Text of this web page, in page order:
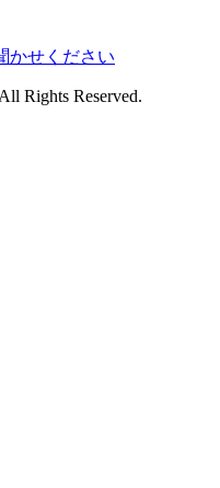
かせください
Rights Reserved.